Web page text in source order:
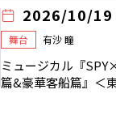
2026/10/19
舞台 有沙 瞳
ミュージカル『
篇&豪華客船篇』＜